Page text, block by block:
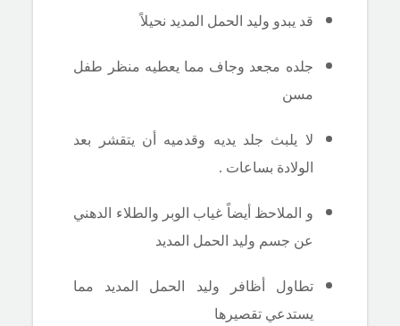
قد يبدو وليد الحمل المديد نحيلاً
جلده مجعد وجاف مما يعطيه منظر طفل
مسن
لا يلبث جلد يديه وقدميه أن يتقشر بعد
الولادة بساعات .
و الملاحظ أيضاً غياب الوبر والطلاء الدهني
عن جسم وليد الحمل المديد
تطاول أظافر وليد الحمل المديد مما
يستدعي تقصيرها